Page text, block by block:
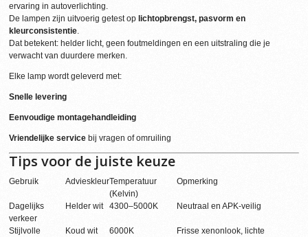
ervaring in autoverlichting.
De lampen zijn uitvoerig getest op lichtopbrengst, pasvorm en
kleurconsistentie.
Dat betekent: helder licht, geen foutmeldingen en een uitstraling die je
verwacht van duurdere merken.
Elke lamp wordt geleverd met:
Snelle levering
Eenvoudige montagehandleiding
Vriendelijke service bij vragen of omruiling
Tips voor de juiste keuze
Gebruik AdvieskleurTemperatuur
(Kelvin)
Opmerking
Dagelijks
verkeer
Helder wit 4300–5000K Neutraal en APK-veilig
Stijlvolle
Koud wit 6000K
Frisse xenonlook, lichte